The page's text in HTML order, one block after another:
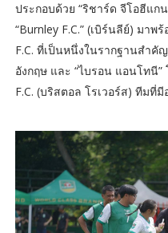
ประกอบด้วย “ริชาร์ด จีโอฮีแก
“Burnley F.C.” (เบิร์นลีย์) มา
F.C. ที่เป็นหนึ่งในรากฐานสำคั
อังกฤษ และ “ไบรอน แอนโทนี
F.C. (บริสตอล โรเวอร์ส) ทีมที่